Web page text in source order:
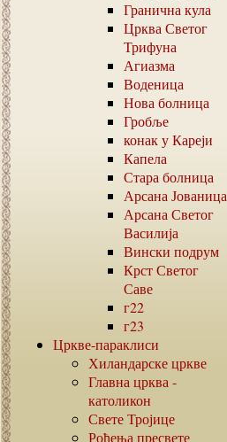
Гранична кула
Црква Светог
Трифуна
Агиазма
Воденица
Нова болница
Гробље
конак у Кареји
Капела
Стара болница
Арсана Јованица
Арсана Светог
Василија
Вински подрум
Крст Светог
Саве
г22
г23
Цркве-параклиси
Хиландарске цркве
Главна црква -
католикон
Свете Тројице
Рођења пресвете